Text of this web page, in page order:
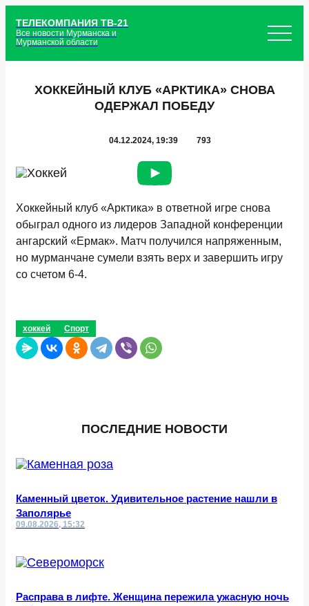
ТЕЛЕКОМПАНИЯ ТВ-21
Все новости Мурманска и
Мурманской области
ХОККЕЙНЫЙ КЛУБ «АРКТИКА» СНОВА
ОДЕРЖАЛ ПОБЕДУ
04.12.2024, 19:39 793
Хоккейный клуб «Арктика» в ответной игре снова
обыграл одного из лидеров Западной конференции
ангарский «Ермак». Матч получился напряженным,
но мурманчане сумели взять верх и завершить игру
со счетом 6-4.
хоккей Спорт
ПОСЛЕДНИЕ НОВОСТИ
Каменный цветок. Удивительное растение нашли в
Заполярье
09.08.2026, 15:32
Расправа в лифте. Женщина пережила ужасную ночь